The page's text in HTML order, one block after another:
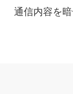
通信内容を